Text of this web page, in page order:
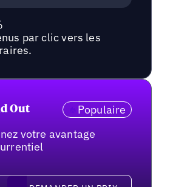
par clic vers les
Out
Populaire
votre avantage
un prix